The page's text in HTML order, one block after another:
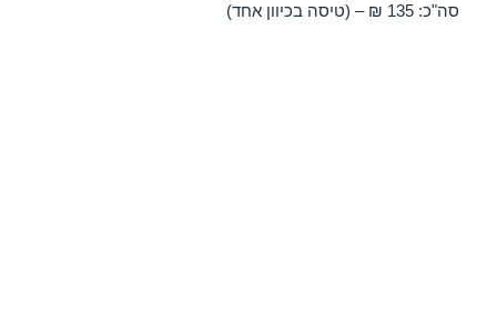
סה"כ: 135 ₪ – (טיסה בכיוון אחד)